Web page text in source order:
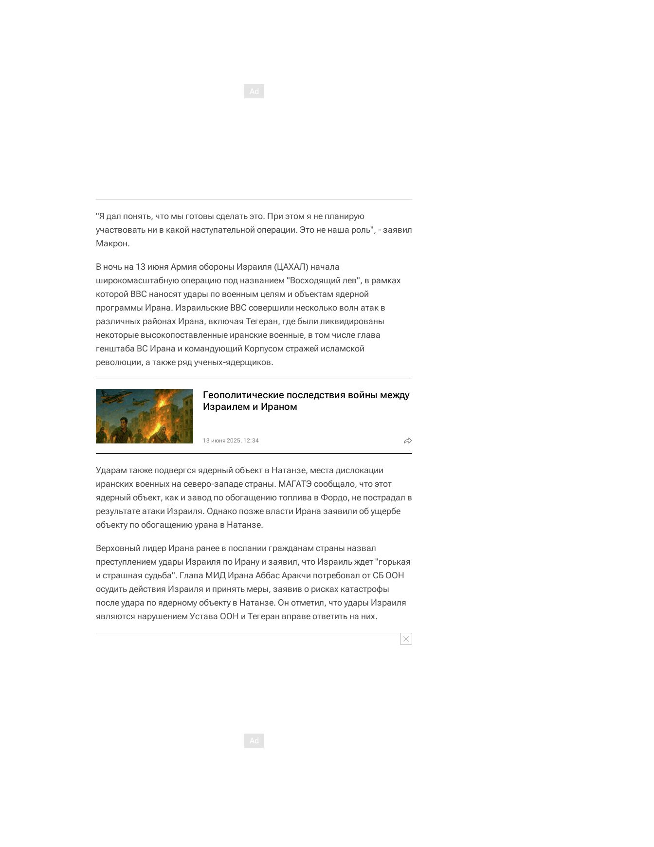
"Я дал понять, что мы готовы сделать это. При этом я не планирую
участвовать ни в какой наступательной операции. Это не наша роль", - заявил
Макрон.
В ночь на 13 июня Армия обороны Израиля (ЦАХАЛ) начала
широкомасштабную операцию под названием "Восходящий лев", в рамках
которой ВВС наносят удары по военным целям и объектам ядерной
программы Ирана. Израильские ВВС совершили несколько волн атак в
различных районах Ирана, включая Тегеран, где были ликвидированы
некоторые высокопоставленные иранские военные, в том числе глава
генштаба ВС Ирана и командующий Корпусом стражей исламской
революции, а также ряд ученых-ядерщиков.
Геополитические последствия войны между
Израилем и Ираном
13 июня 2025, 12:34
Ударам также подвергся ядерный объект в Натанзе, места дислокации
иранских военных на северо-западе страны. МАГАТЭ сообщало, что этот
ядерный объект, как и завод по обогащению топлива в Фордо, не пострадал в
результате атаки Израиля. Однако позже власти Ирана заявили об ущербе
объекту по обогащению урана в Натанзе.
Верховный лидер Ирана ранее в послании гражданам страны назвал
преступлением удары Израиля по Ирану и заявил, что Израиль ждет "горькая
и страшная судьба". Глава МИД Ирана Аббас Аракчи потребовал от СБ ООН
осудить действия Израиля и принять меры, заявив о рисках катастрофы
после удара по ядерному объекту в Натанзе. Он отметил, что удары Израиля
являются нарушением Устава ООН и Тегеран вправе ответить на них.